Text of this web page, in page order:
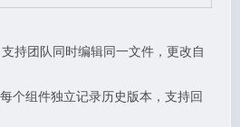
支持团队同时编辑同一文件，更改自
每个组件独立记录历史版本，支持回